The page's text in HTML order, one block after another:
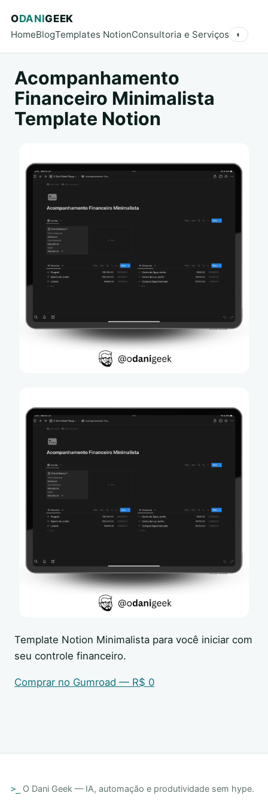
ODANIGEEK
HomeBlogTemplates NotionConsultoria e Serviços ◐
Acompanhamento
Financeiro Minimalista
Template Notion
Template Notion Minimalista para você iniciar com
seu controle financeiro.
Comprar no Gumroad — R$ 0
>_ O Dani Geek — IA, automação e produtividade sem hype.